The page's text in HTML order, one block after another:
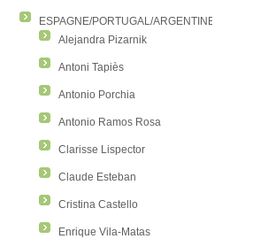
ESPAGNE/PORTUGAL/ARGENTINE/COLOMBIE
Alejandra Pizarnik
Antoni Tapiès
Antonio Porchia
Antonio Ramos Rosa
Clarisse Lispector
Claude Esteban
Cristina Castello
Enrique Vila-Matas